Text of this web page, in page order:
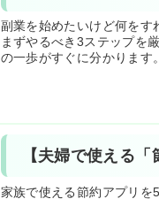
副業を始めたいけど何をす
まずやるべき3ステップを
の一歩がすぐに分かります。
【夫婦で使える「
家族で使える節約アプリを